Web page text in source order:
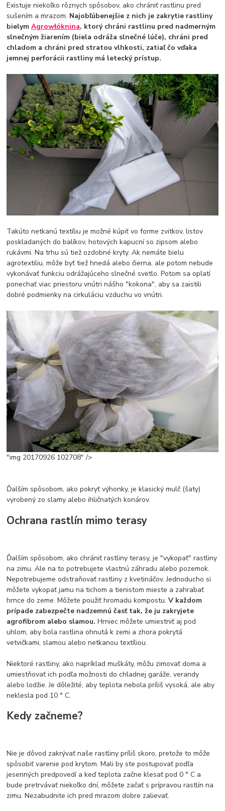
Existuje niekoľko rôznych spôsobov, ako chrániť rastlinu pred
sušením a mrazom. Najobľúbenejšie z nich je zakrytie rastliny
bielymAgrowłóknina, ktorý chráni rastlinu pred nadmerným
slnečným žiarením (biela odráža slnečné lúče), chráni pred
chladom a chráni pred stratou vlhkosti, zatiaľ čo vďaka
jemnej perforácii rastliny má letecký prístup.
Takúto netkanú textíliu je možné kúpiť vo forme zvitkov, listov
poskladaných do balíkov, hotových kapucní so zipsom alebo
rukávmi. Na trhu sú tiež ozdobné kryty. Ak nemáte bielu
agrotextiliu, môže byť tiež hnedá alebo čierna, ale potom nebude
vykonávať funkciu odrážajúceho slnečné svetlo. Potom sa oplatí
ponechať viac priestoru vnútri nášho "kokona", aby sa zaistili
dobré podmienky na cirkuláciu vzduchu vo vnútri.
"img 20170926 102708" />
Ďalším spôsobom, ako pokryť výhonky, je klasický mulč (šaty)
vyrobený zo slamy alebo ihličnatých konárov.
Ochrana rastlín mimo terasy
Ďalším spôsobom, ako chrániť rastliny terasy, je "vykopať" rastliny
na zimu. Ale na to potrebujete vlastnú záhradu alebo pozemok.
Nepotrebujeme odstraňovať rastliny z kvetináčov. Jednoducho si
môžete vykopať jamu na tichom a tienistom mieste a zahrabať
hrnce do zeme. Môžete použiť hromadu kompostu.V každom
prípade zabezpečte nadzemnú časť tak, že ju zakryjete
agrofibrom alebo slamou.Hrniec môžete umiestniť aj pod
uhlom, aby bola rastlina ohnutá k zemi a zhora pokrytá
vetvičkami, slamou alebo netkanou textíliou.
Niektoré rastliny, ako napríklad muškáty, môžu zimovať doma a
umiestňovať ich podľa možnosti do chladnej garáže, verandy
alebo lodžie. Je dôležité, aby teplota nebola príliš vysoká, ale aby
neklesla pod 10 ° C.
Kedy začneme?
Nie je dôvod zakrývať naše rastliny príliš skoro, pretože to môže
spôsobiť varenie pod krytom. Mali by ste postupovať podľa
jesenných predpovedí a keď teplota začne klesať pod 0 ° C a
bude pretrvávať niekoľko dní, môžete začať s prípravou rastlín na
zimu. Nezabudnite ich pred mrazom dobre zalievať.